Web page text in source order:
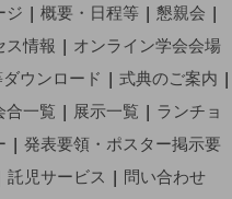
ジ | 概要・日程等 | 懇親会 |
ス情報 | オンライン学会会場
ウンロード | 式典のご案内 |
合一覧 | 展示一覧 | ランチョ
| 発表要領・ポスター掲示要
託児サービス | 問い合わせ